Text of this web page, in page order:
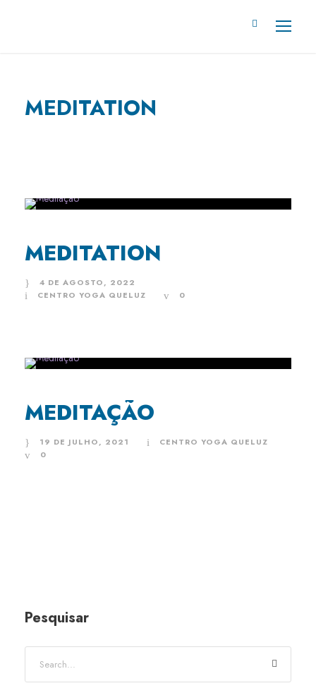
MEDITATION
MEDITATION
4 DE AGOSTO, 2022
CENTRO YOGA QUELUZ
0
MEDITAÇÃO
19 DE JULHO, 2021
CENTRO YOGA QUELUZ
0
Pesquisar